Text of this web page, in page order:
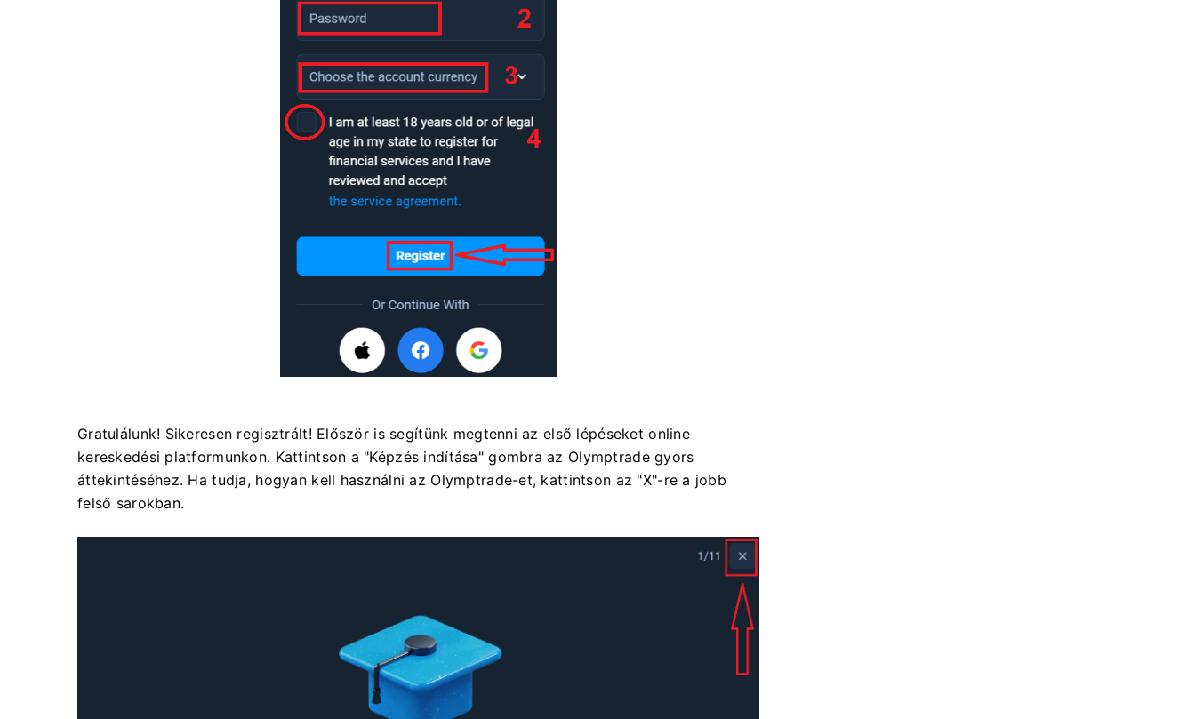
Gratulálunk! Sikeresen regisztrált! Először is segítünk megtenni az első lépéseket online
kereskedési platformunkon. Kattintson a "Képzés indítása" gombra az Olymptrade gyors
áttekintéséhez. Ha tudja, hogyan kell használni az Olymptrade-et, kattintson az "X"-re a jobb
felső sarokban.